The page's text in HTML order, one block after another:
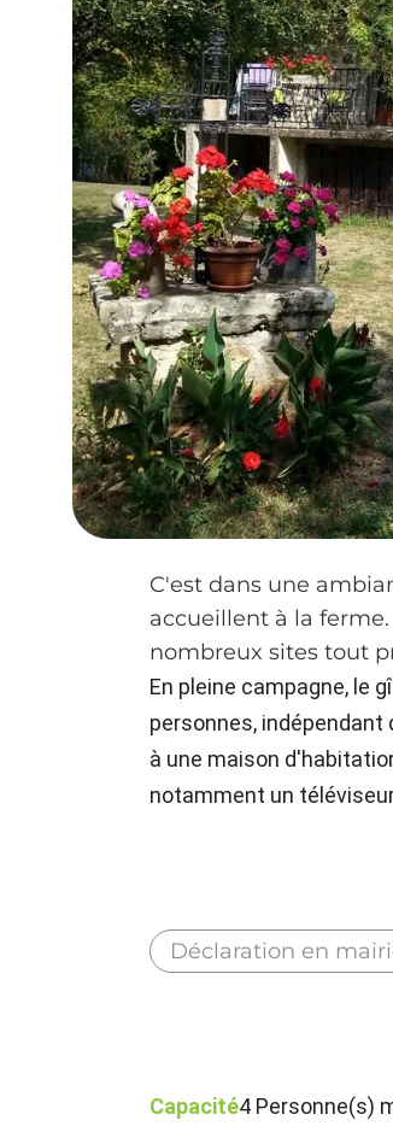
C'est dans une
accueillent à la
nombreux sites tout
En pleine campagne, le
personnes, indépendant
à une maison
notamment un
Déclaration en
Capacité4 Personne(s)